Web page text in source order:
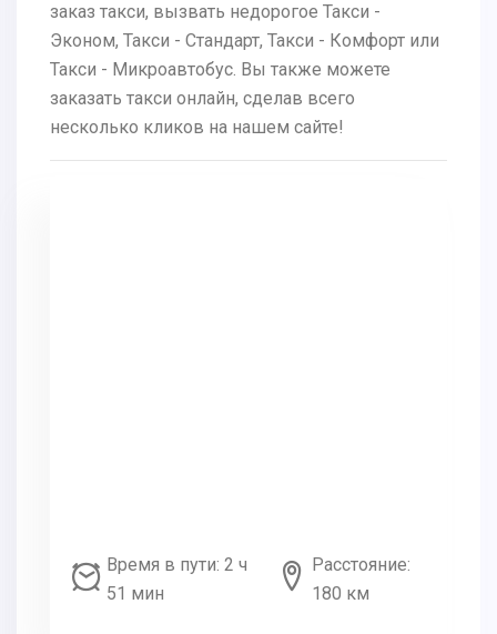
заказ такси, вызвать недорогое Такси -
Эконом, Такси - Стандарт, Такси - Комфорт или
Такси - Микроавтобус. Вы также можете
заказать такси онлайн, сделав всего
несколько кликов на нашем сайте!
Время в пути: 2 ч
51 мин
Расстояние:
180 км